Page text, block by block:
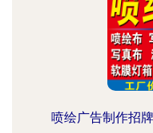
喷绘广告制作招